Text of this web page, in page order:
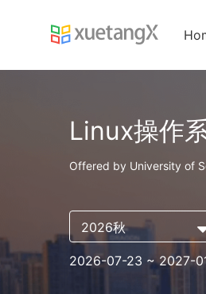
Linux操作
Offered by University of
2026秋
2026-07-23 ~ 2027-